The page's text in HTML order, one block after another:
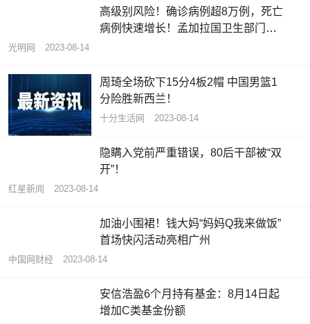
高级别风险！确诊病例超8万例，死亡
病例快速增长！孟加拉国卫生部门通
光明网 2023-08-14
周琦全场砍下15分4板2帽 中国男篮1
分险胜新西兰！
十分生活网 2023-08-14
隐瞒入党前严重错误，80后干部被“双
开”！
红星新闻 2023-08-14
加油小围裙！钱大妈“妈妈Q我来做饭”
首场快闪活动亮相广州
中国网财经 2023-08-14
安信浩盈6个月持有基金：8月14日起
增加C类基金份额